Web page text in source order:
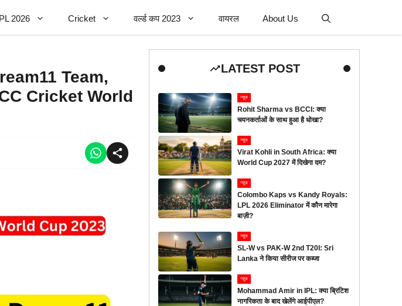
2026 Cricket वर्ल्ड कप 2023 वायरल About Us
Team,
Cricket World
LATEST POST
न्यूज
Rohit Sharma vs BCCI: क्या
चयनकर्ताओं के साथ हुआ है धोखा?
न्यूज
Virat Kohli in South Africa: क्या
World Cup 2027 में दिखेगा दम?
न्यूज
Colombo Kaps vs Kandy Royals:
LPL 2026 Eliminator में कौन मारेगा
बाज़ी?
न्यूज
SL-W vs PAK-W 2nd T20I: Sri
Lanka ने किया सीरीज पर कब्जा
न्यूज
Mohammad Amir in IPL: क्या ब्रिटिश
नागरिकता के बाद खेलेंगे आईपीएल?